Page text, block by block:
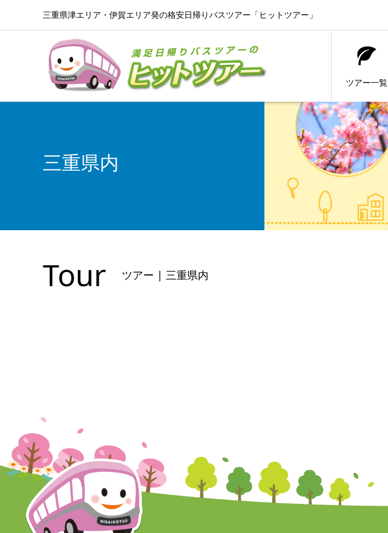
三重県津エリア・伊賀エリア発の格安日帰りバスツアー「ヒットツアー」
ツアー一覧
三重県内
Tour ツアー | 三重県内